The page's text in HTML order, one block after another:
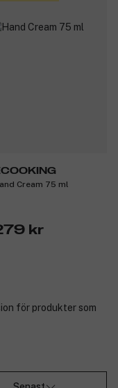
Cream 75 ml
kr
för produkter som